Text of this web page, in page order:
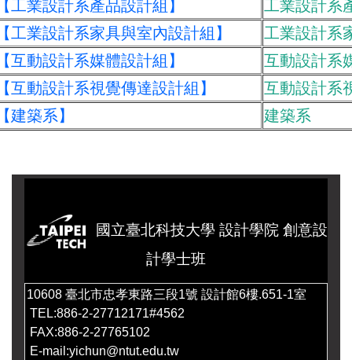
工業設計系產品設計組】
工業設計系
工業設計系家具與室內設計組】
工業設計系
互動設計系媒體設計組】
互動設計系
互動設計系視覺傳達設計組】
互動設計系
建築系】
建築系
國立臺北科技大學 設計學院 創意設
計學士班
10608 臺北市忠孝東路三段1號 設計館6樓.651-1室
TEL:886-2-27712171#4562
FAX:886-2-27765102
E-mail:yichun@ntut.edu.tw